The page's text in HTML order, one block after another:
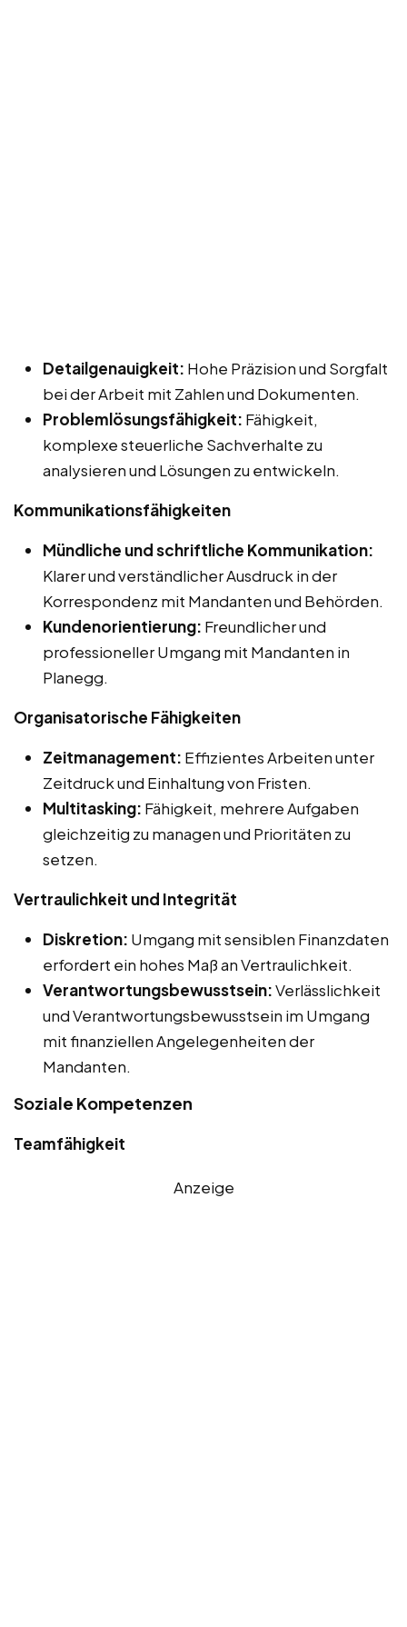
Detailgenauigkeit: Hohe Präzision und Sorgfalt
bei der Arbeit mit Zahlen und Dokumenten.
Problemlösungsfähigkeit: Fähigkeit,
komplexe steuerliche Sachverhalte zu
analysieren und Lösungen zu entwickeln.
Kommunikationsfähigkeiten
Mündliche und schriftliche Kommunikation:
Klarer und verständlicher Ausdruck in der
Korrespondenz mit Mandanten und Behörden.
Kundenorientierung: Freundlicher und
professioneller Umgang mit Mandanten in
Planegg.
Organisatorische Fähigkeiten
Zeitmanagement: Effizientes Arbeiten unter
Zeitdruck und Einhaltung von Fristen.
Multitasking: Fähigkeit, mehrere Aufgaben
gleichzeitig zu managen und Prioritäten zu
setzen.
Vertraulichkeit und Integrität
Diskretion: Umgang mit sensiblen Finanzdaten
erfordert ein hohes Maß an Vertraulichkeit.
Verantwortungsbewusstsein:Verlässlichkeit
und Verantwortungsbewusstsein im Umgang
mit finanziellen Angelegenheiten der
Mandanten.
Soziale Kompetenzen
Teamfähigkeit
Anzeige